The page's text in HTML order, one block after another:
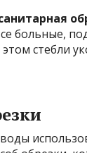
больные,
стебли